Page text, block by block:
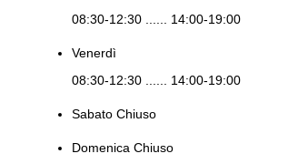
08:30-12:30 ...... 14:00-19:00
Venerdì
08:30-12:30 ...... 14:00-19:00
Sabato Chiuso
Domenica Chiuso